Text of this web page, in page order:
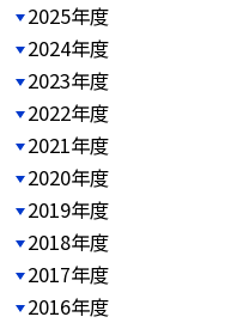
2025年度
2024年度
2023年度
2022年度
2021年度
2020年度
2019年度
2018年度
2017年度
2016年度